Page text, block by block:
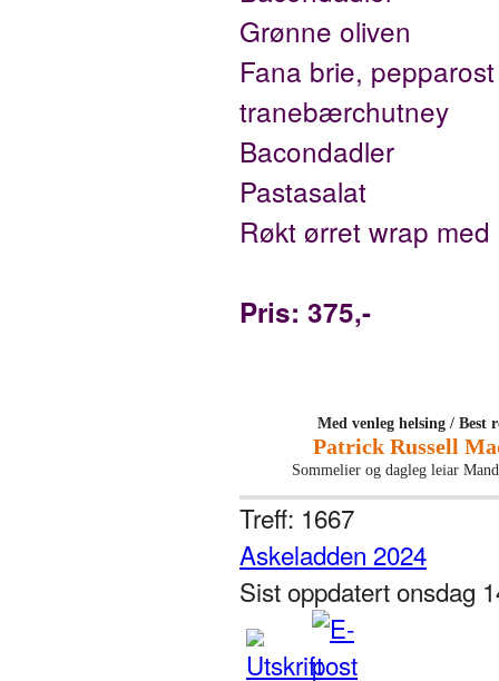
Grønne oliven
Fana brie,
tranebærchutney
Bacondadler
Pastasalat
Røkt ørret wrap
Pris: 375,-
Med venleg helsing / Best
Patrick Russell
Sommelier og dagleg leiar
Treff: 1667
Askeladden 2024
Sist oppdatert onsdag